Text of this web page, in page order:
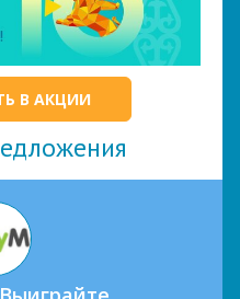
В АКЦИИ